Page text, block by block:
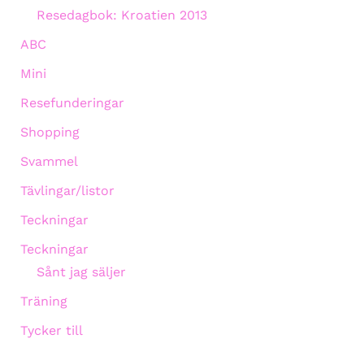
Resedagbok: Kroatien 2013
ABC
Mini
Resefunderingar
Shopping
Svammel
Tävlingar/listor
Teckningar
Teckningar
Sånt jag säljer
Träning
Tycker till